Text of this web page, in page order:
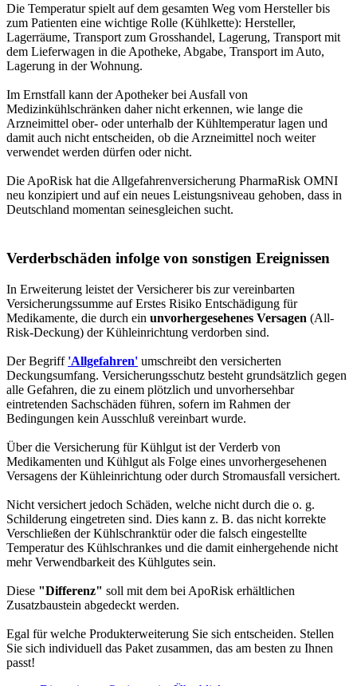
Die Temperatur spielt auf dem gesamten Weg vom Hersteller bis
zum Patienten eine wichtige Rolle (Kühlkette): Hersteller,
Lagerräume, Transport zum Grosshandel, Lagerung, Transport mit
dem Lieferwagen in die Apotheke, Abgabe, Transport im Auto,
Lagerung in der Wohnung.
Im Ernstfall kann der Apotheker bei Ausfall von
Medizinkühlschränken daher nicht erkennen, wie lange die
Arzneimittel ober- oder unterhalb der Kühltemperatur lagen und
damit auch nicht entscheiden, ob die Arzneimittel noch weiter
verwendet werden dürfen oder nicht.
Die ApoRisk hat die Allgefahrenversicherung PharmaRisk OMNI
neu konzipiert und auf ein neues Leistungsniveau gehoben, dass in
Deutschland momentan seinesgleichen sucht.
Verderbschäden infolge von sonstigen Ereignissen
In Erweiterung leistet der Versicherer bis zur vereinbarten
Versicherungssumme auf Erstes Risiko Entschädigung für
Medikamente, die durch ein unvorhergesehenes Versagen (All-
Risk-Deckung) der Kühleinrichtung verdorben sind.
Der Begriff 'Allgefahren' umschreibt den versicherten
Deckungsumfang. Versicherungsschutz besteht grundsätzlich gegen
alle Gefahren, die zu einem plötzlich und unvorhersehbar
eintretenden Sachschäden führen, sofern im Rahmen der
Bedingungen kein Ausschluß vereinbart wurde.
Über die Versicherung für Kühlgut ist der Verderb von
Medikamenten und Kühlgut als Folge eines unvorhergesehenen
Versagens der Kühleinrichtung oder durch Stromausfall versichert.
Nicht versichert jedoch Schäden, welche nicht durch die o. g.
Schilderung eingetreten sind. Dies kann z. B. das nicht korrekte
Verschließen der Kühlschranktür oder die falsch eingestellte
Temperatur des Kühlschrankes und die damit einhergehende nicht
mehr Verwendbarkeit des Kühlgutes sein.
Diese "Differenz" soll mit dem bei ApoRisk erhältlichen
Zusatzbaustein abgedeckt werden.
Egal für welche Produkterweiterung Sie sich entscheiden. Stellen
Sie sich individuell das Paket zusammen, das am besten zu Ihnen
passt!